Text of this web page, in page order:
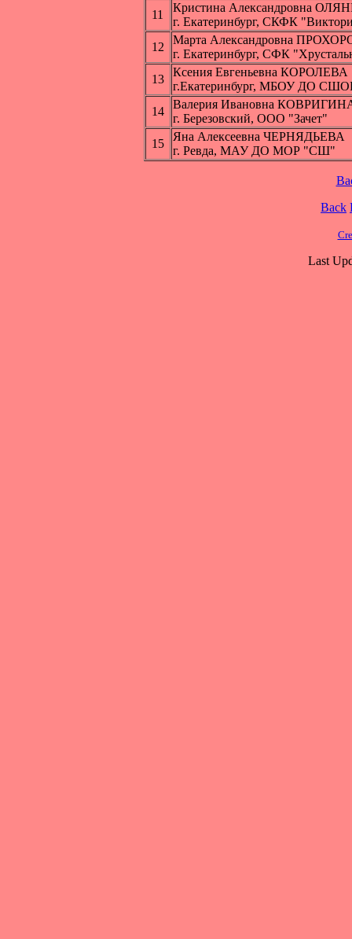
11
Кристина Александровна
г. Екатеринбург, СКФК
12
Марта Александровна
г. Екатеринбург, СФК
13
Ксения Евгеньевна КОРОЛЕВА
г.Екатеринбург, МБОУ ДО
14
Валерия Ивановна
г. Березовский, ООО "Зачет"
15
Яна Алексеевна ЧЕРНЯДЬЕВА
г. Ревда, МАУ ДО МОР "СШ"
Back
Last